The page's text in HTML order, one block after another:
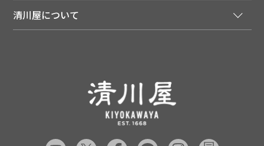
配達日について
返品について
よくあるご質問（FAQ）
あんしんの品質保証について（産直品）
品質保証について（通常品）
LINEお友だち登録
注文履歴
メディア掲載商品
清川屋のレビューを見る
清川屋について